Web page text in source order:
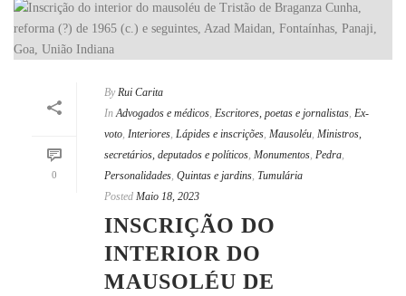
0
By Rui Carita
In Advogados e médicos, Escritores, poetas e jornalistas, Ex-
voto, Interiores, Lápides e inscrições, Mausoléu, Ministros,
secretários, deputados e políticos, Monumentos, Pedra,
Personalidades, Quintas e jardins, Tumulária
Posted Maio 18, 2023
INSCRIÇÃO DO
INTERIOR DO
MAUSOLÉU DE